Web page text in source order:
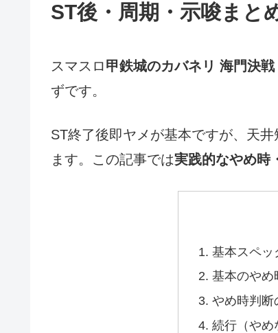
ST後・周期・示唆まと
スマスロ甲鉄城のカバネリ 海門決戦
ずです。
ST終了後即ヤメが基本ですが、天
ます。この記事では実践的なやめ時
基本スペッ
基本のやめ
やめ時判断
続行（やめ